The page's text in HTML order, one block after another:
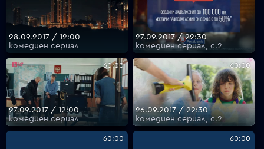
28.09.2017 / 12:00
комедиен сериал
27.09.2017 / 22:30
комедиен сериал, с.2
60:00
27.09.2017 / 12:00
комедиен сериал
60:00
26.09.2017 / 22:30
комедиен сериал, с.2
60:00 60:00